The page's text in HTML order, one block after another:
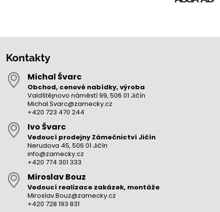
Kontakty
Michal Švarc
Obchod, cenové nabídky, výroba
Valdštějnovo náměstí 99, 506 01 Jičín
Michal.Svarc@zamecky.cz
+420 723 470 244
Ivo Švarc
Vedoucí prodejny Zámečnictví Jičín
Nerudova 45, 506 01 Jičín
info@zamecky.cz
+420 774 301 333
Miroslav Bouz
Vedoucí realizace zakázek, montáže
Miroslav.Bouz@zamecky.cz
+420 728 193 831